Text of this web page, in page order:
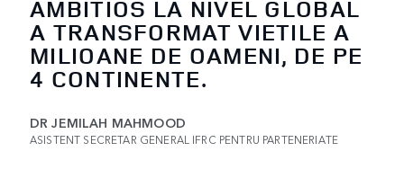
AMBITIOS LA NIVEL GLOBAL
A TRANSFORMAT VIETILE A
MILIOANE DE OAMENI, DE PE
4 CONTINENTE.
DR JEMILAH MAHMOOD
ASISTENT SECRETAR GENERAL IFRC PENTRU PARTENERIATE